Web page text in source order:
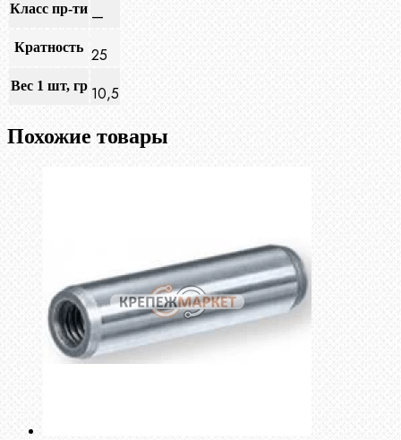
Класс пр-ти —
Кратность 25
Вес 1 шт, гр 10,5
Похожие товары